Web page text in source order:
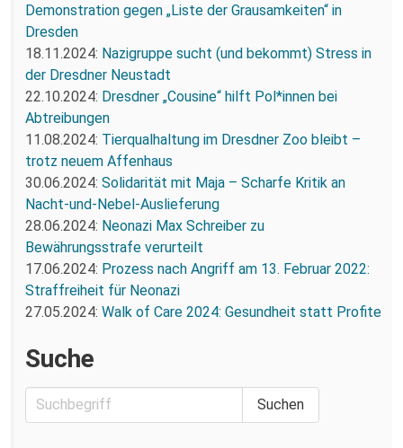
Demonstration gegen „Liste der Grausamkeiten“ in
Dresden
18.11.2024: Nazigruppe sucht (und bekommt) Stress in
der Dresdner Neustadt
22.10.2024: Dresdner „Cousine“ hilft Pol*innen bei
Abtreibungen
11.08.2024: Tierqualhaltung im Dresdner Zoo bleibt –
trotz neuem Affenhaus
30.06.2024: Solidarität mit Maja – Scharfe Kritik an
Nacht-und-Nebel-Auslieferung
28.06.2024: Neonazi Max Schreiber zu
Bewährungsstrafe verurteilt
17.06.2024: Prozess nach Angriff am 13. Februar 2022:
Straffreiheit für Neonazi
27.05.2024: Walk of Care 2024: Gesundheit statt Profite
Suche